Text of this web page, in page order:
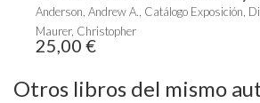
Anderson, Andrew A., Catálogo Exposición,
Maurer, Christopher
25,00 €
Otros libros del mismo